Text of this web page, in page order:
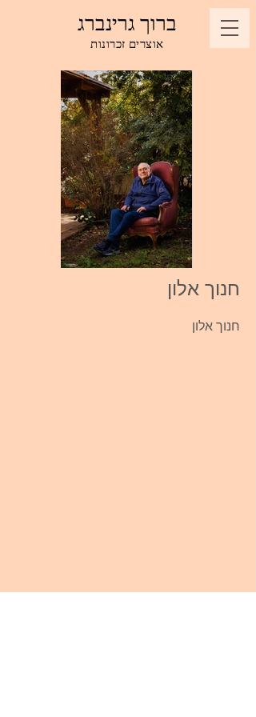
ברוך גרינברג
אוצרים זכרונות
חנוך אלון
חנוך אלון